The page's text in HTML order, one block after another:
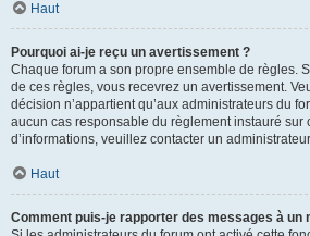
Haut
Pourquoi ai-je reçu un avertissement ?
Chaque forum a son propre ensemble de règles.
de ces règles, vous recevrez un avertissement.
décision n’appartient qu’aux administrateurs du
aucun cas responsable du règlement instauré sur
d’informations, veuillez contacter un
Haut
Comment puis-je rapporter des messages à un